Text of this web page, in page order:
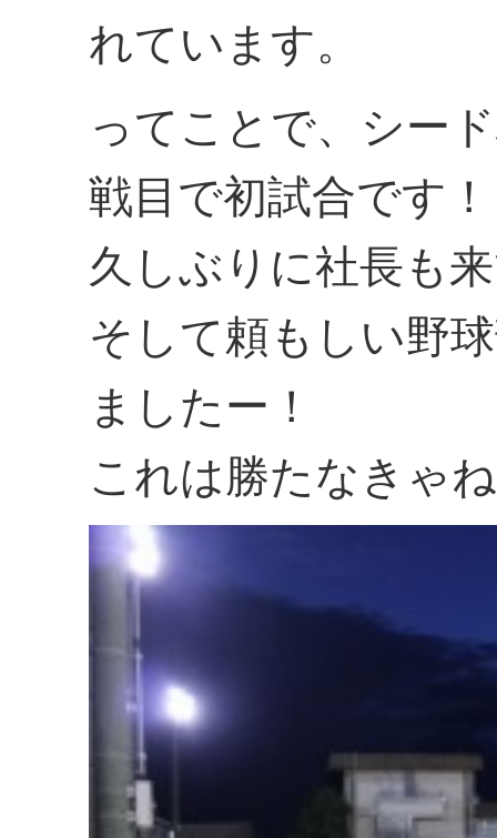
れています。
ってことで、シー
戦目で初試合です！
久しぶりに社長も
そして頼もしい野
ましたー！
これは勝たなきゃ